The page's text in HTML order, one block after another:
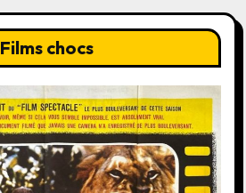
Films chocs